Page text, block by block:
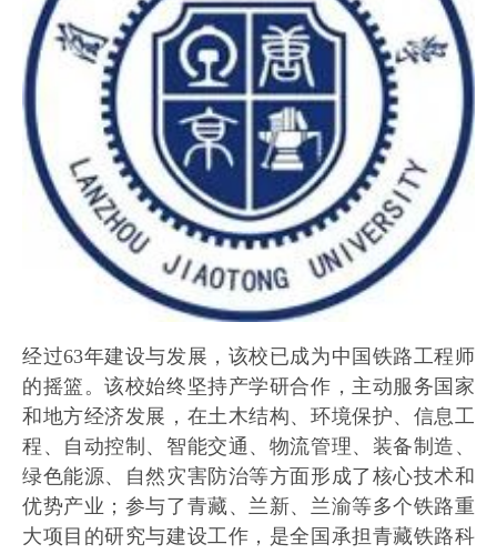
经过63年建设与发展，该校已成为中国铁路工程师
的摇篮。该校始终坚持产学研合作，主动服务国家
和地方经济发展，在土木结构、环境保护、信息工
程、自动控制、智能交通、物流管理、装备制造、
绿色能源、自然灾害防治等方面形成了核心技术和
优势产业；参与了青藏、兰新、兰渝等多个铁路重
大项目的研究与建设工作，是全国承担青藏铁路科